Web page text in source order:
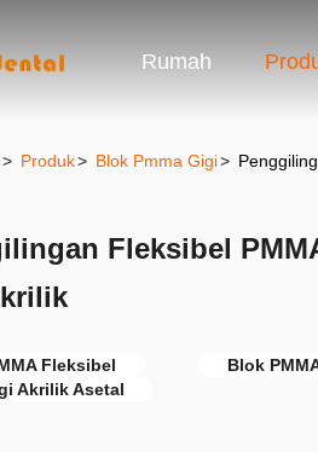
Rumah
> Produk> Blok Pmma Gigi>
Fleksibel
Fleksibel
Blok
Akrilik Asetal